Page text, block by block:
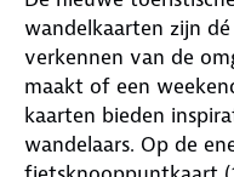
wandelkaarten zijn dé
verkennen van de
maakt of een
kaarten bieden
wandelaars. Op de